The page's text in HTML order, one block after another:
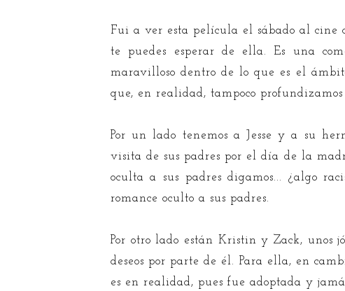
Fui a ver esta película el sábado al cine
te puedes esperar de ella. Es una
maravilloso dentro de lo que es el
que, en realidad, tampoco
Por un lado tenemos a Jesse y a su
visita de sus padres por el día de la
oculta a sus padres digamos... ¿algo
romance oculto a sus padres.
Por otro lado están Kristin y Zack, unos
deseos por parte de él. Para ella, en
es en realidad, pues fue adoptada y